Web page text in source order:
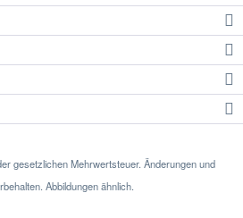
gesetzlichen Mehrwertsteuer. Änderungen und
Abbildungen ähnlich.